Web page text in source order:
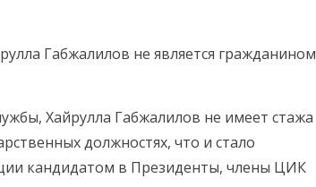
Габжалилов не является гражданином
Хайрулла Габжалилов не имеет стажа
должностях, что и стало
кандидатом в Президенты, члены ЦИК